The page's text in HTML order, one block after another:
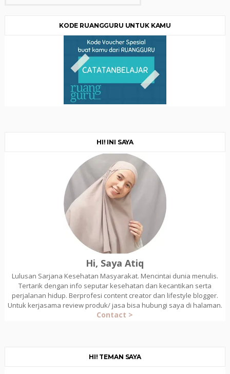
KODE RUANGGURU UNTUK KAMU
HI! INI SAYA
Hi, Saya Atiq
Lulusan Sarjana Kesehatan Masyarakat. Mencintai dunia menulis.
Tertarik dengan info seputar kesehatan dan kecantikan serta
perjalanan hidup. Berprofesi content creator dan lifestyle blogger.
Untuk kerjasama review produk/ jasa bisa hubungi saya di halaman.
Contact >
HI! TEMAN SAYA